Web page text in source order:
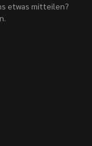
etwas mitteilen?